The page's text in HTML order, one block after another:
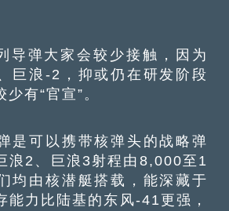
弹大家会较少接触，因为
巨浪-2，抑或仍在研发阶段
有“官宣”。
可以携带核弹头的战略弹
浪2、巨浪3射程由8,000至1
均由核潜艇搭载，能深藏于
能力比陆基的东风-41更强，